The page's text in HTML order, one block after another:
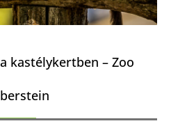
kastélykertben – Zoo